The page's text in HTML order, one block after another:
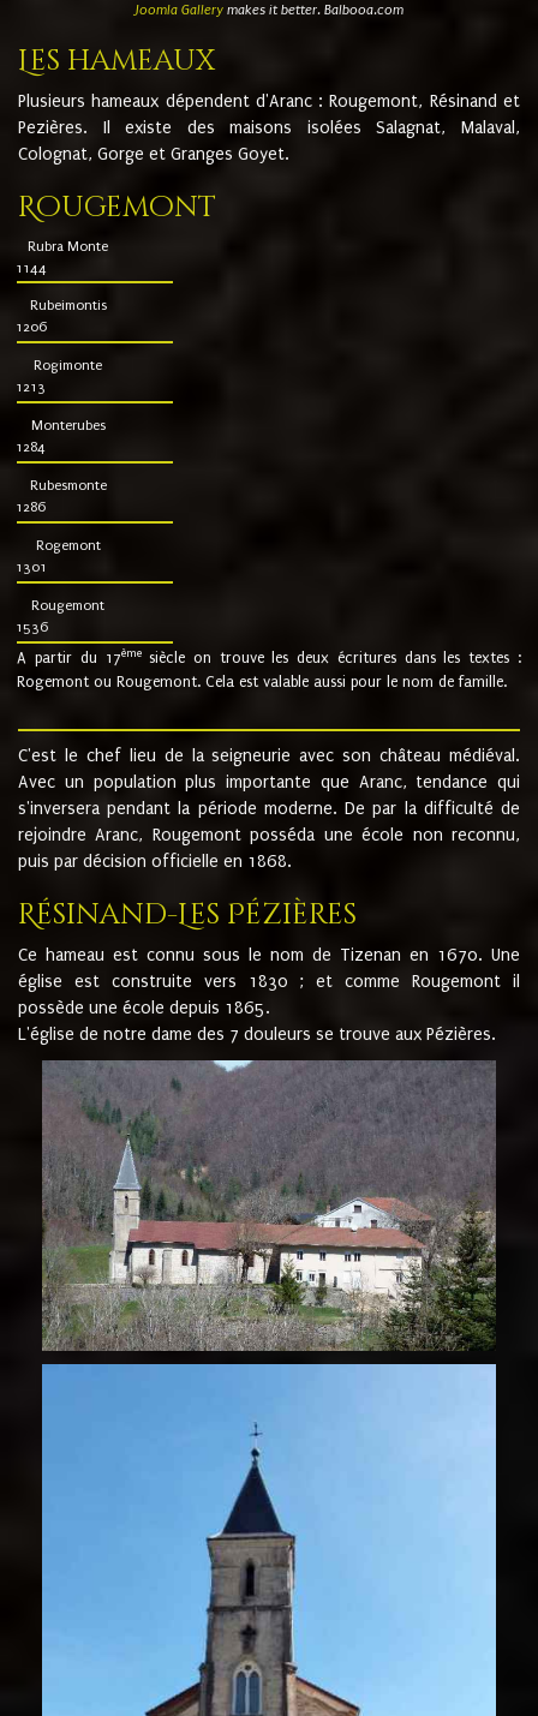
Joomla Gallerymakes it better. Balbooa.com
Les hameaux
Plusieurs hameaux dépendent d'Aranc : Rougemont, Résinand et
Pezières. Il existe des maisons isolées Salagnat, Malaval,
Colognat, Gorge et Granges Goyet.
Rougemont
Rubra Monte
1144
Rubeimontis
1206
Rogimonte
1213
Monterubes
1284
Rubesmonte
1286
Rogemont
1301
Rougemont
1536
A partir du 17ème siècle on trouve les deux écritures dans les textes :
Rogemont ou Rougemont. Cela est valable aussi pour le nom de famille.
C'est le chef lieu de la seigneurie avec son château médiéval.
Avec un population plus importante que Aranc, tendance qui
s'inversera pendant la période moderne. De par la difficulté de
rejoindre Aranc, Rougemont posséda une école non reconnu,
puis par décision officielle en 1868.
Résinand-Les Pézières
Ce hameau est connu sous le nom de Tizenan en 1670. Une
église est construite vers 1830 ; et comme Rougemont il
possède une école depuis 1865.
L'église de notre dame des 7 douleurs se trouve aux Pézières.